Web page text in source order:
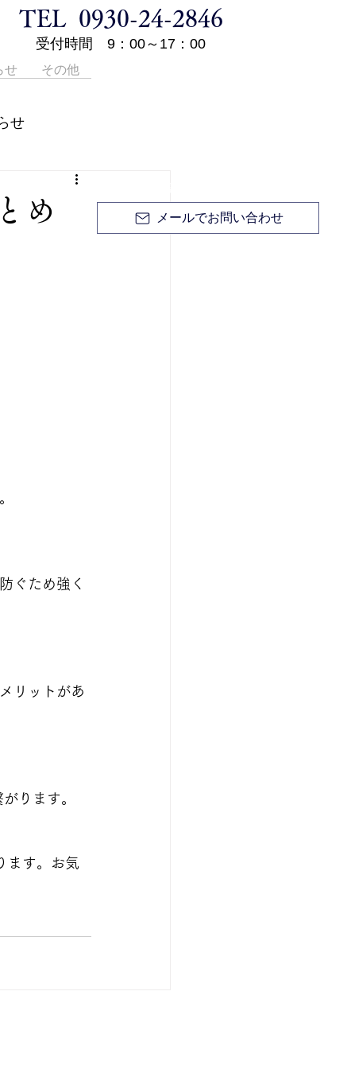
メールでお問い合わせ
TEL 0930-24-2846
受付時間 9：00～17：00
せ その他
せ
め
ぐため強く
リットがあ
ります。
ます。お気